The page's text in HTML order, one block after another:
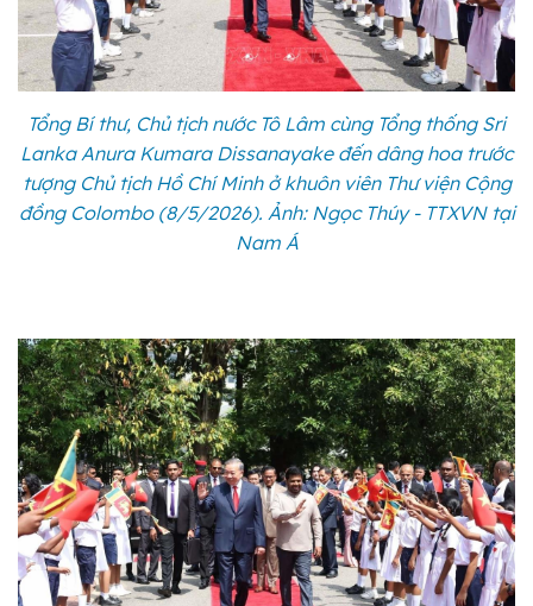
Tổng Bí thư, Chủ tịch nước Tô Lâm cùng Tổng thống Sri
Lanka Anura Kumara Dissanayake đến dâng hoa trước
tượng Chủ tịch Hồ Chí Minh ở khuôn viên Thư viện Cộng
đồng Colombo (8/5/2026). Ảnh: Ngọc Thúy - TTXVN tại
Nam Á